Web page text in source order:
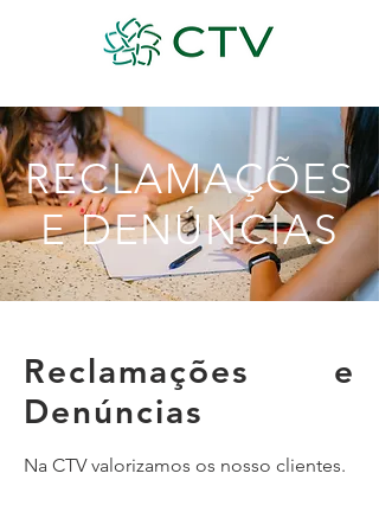
RECLAMAÇÕES
E DENÚNCIAS
Reclamações e
Denúncias
Na CTV valorizamos os nosso clientes.